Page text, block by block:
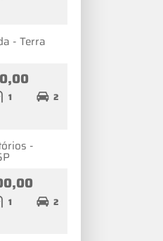
- Terra
1 2
-
1 2